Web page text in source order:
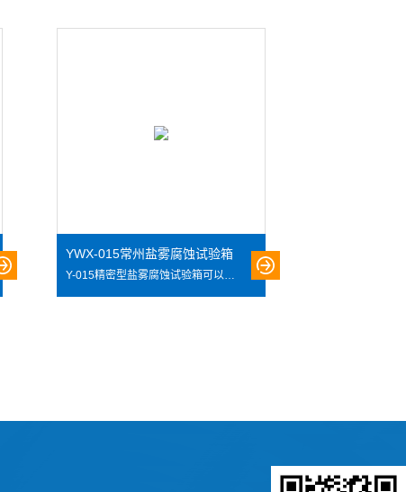
YWX-015常州盐雾腐蚀试验箱
Y-015精密型盐雾腐蚀试验箱可以用来考核材料及其防护层的抗盐雾腐蚀的能力，以及相似防护层的工艺质量比较，也可以零部件、电子元件、金属材料、电工，电子等产品的防护层以及工业产品的盐雾腐蚀试验.